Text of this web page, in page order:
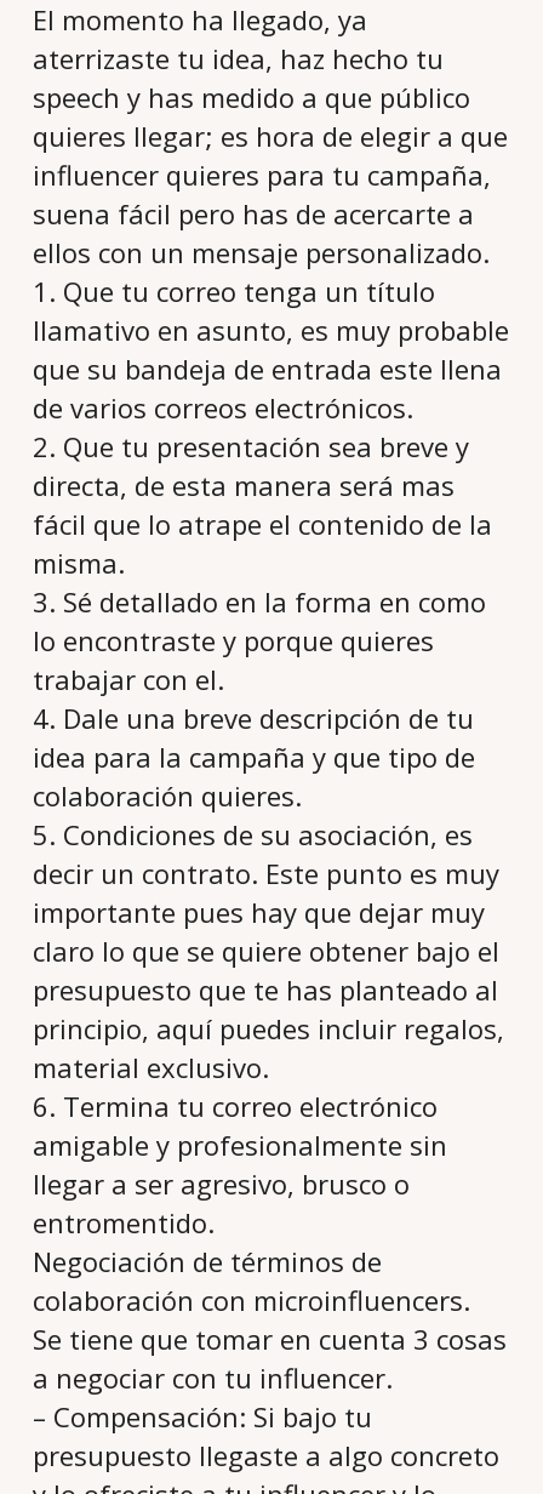
El momento ha llegado, ya
aterrizaste tu idea, haz hecho tu
speech y has medido a que público
quieres llegar; es hora de elegir a que
influencer quieres para tu campaña,
suena fácil pero has de acercarte a
ellos con un mensaje personalizado.
1. Que tu correo tenga un título
llamativo en asunto, es muy probable
que su bandeja de entrada este llena
de varios correos electrónicos.
2. Que tu presentación sea breve y
directa, de esta manera será mas
fácil que lo atrape el contenido de la
misma.
3. Sé detallado en la forma en como
lo encontraste y porque quieres
trabajar con el.
4. Dale una breve descripción de tu
idea para la campaña y que tipo de
colaboración quieres.
5. Condiciones de su asociación, es
decir un contrato. Este punto es muy
importante pues hay que dejar muy
claro lo que se quiere obtener bajo el
presupuesto que te has planteado al
principio, aquí puedes incluir regalos,
material exclusivo.
6. Termina tu correo electrónico
amigable y profesionalmente sin
llegar a ser agresivo, brusco o
entromentido.
Negociación de términos de
colaboración con microinfluencers.
Se tiene que tomar en cuenta 3 cosas
a negociar con tu influencer.
– Compensación: Si bajo tu
presupuesto llegaste a algo concreto